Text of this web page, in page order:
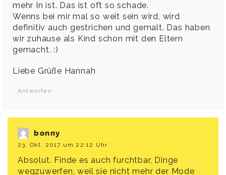
mehr In ist. Das ist oft so schade.
Wenns bei mir mal so weit sein wird, wird
definitiv auch gestrichen und gemalt. Das haben
wir zuhause als Kind schon mit den Eltern
gemacht. :)
Liebe Grüße Hannah
Antworten
bonny
23. Okt. 2017 um 22:12 Uhr
Absolut. Finde es auch furchtbar, Dinge
wegzuwerfen, weil sie nicht mehr der Mode